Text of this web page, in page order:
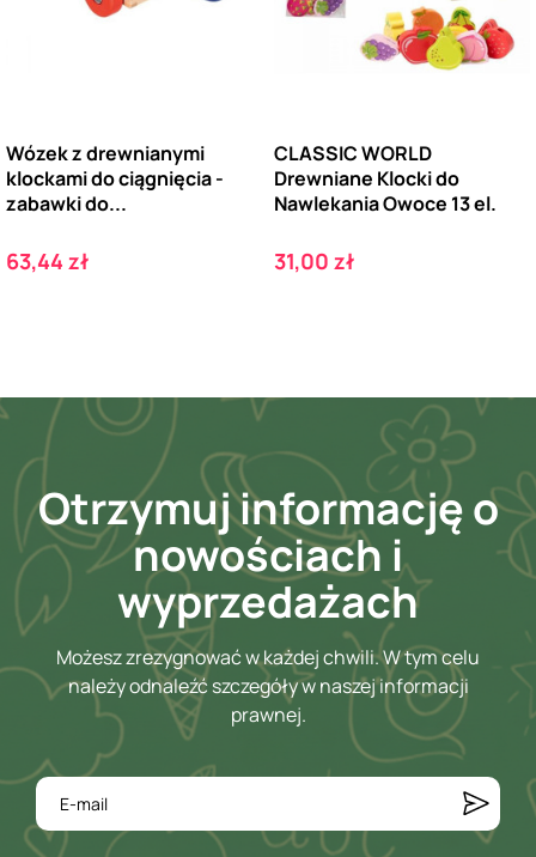
Wózek z drewnianymi
klockami do ciągnięcia -
zabawki do...
Cena
63,44 zł
CLASSIC WORLD
Drewniane Klocki do
Nawlekania Owoce 13 el.
Cena
31,00 zł
Otrzymuj informację o
nowościach i
wyprzedażach
Możesz zrezygnować w każdej chwili. W tym celu
należy odnaleźć szczegóły w naszej informacji
prawnej.